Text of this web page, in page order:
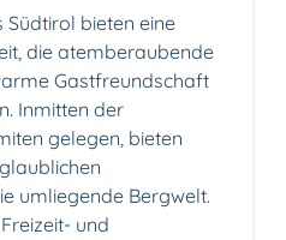
bieten eine
die atemberaubende
Gastfreundschaft
Inmitten der
gelegen, bieten
umliegende Bergwelt.
und